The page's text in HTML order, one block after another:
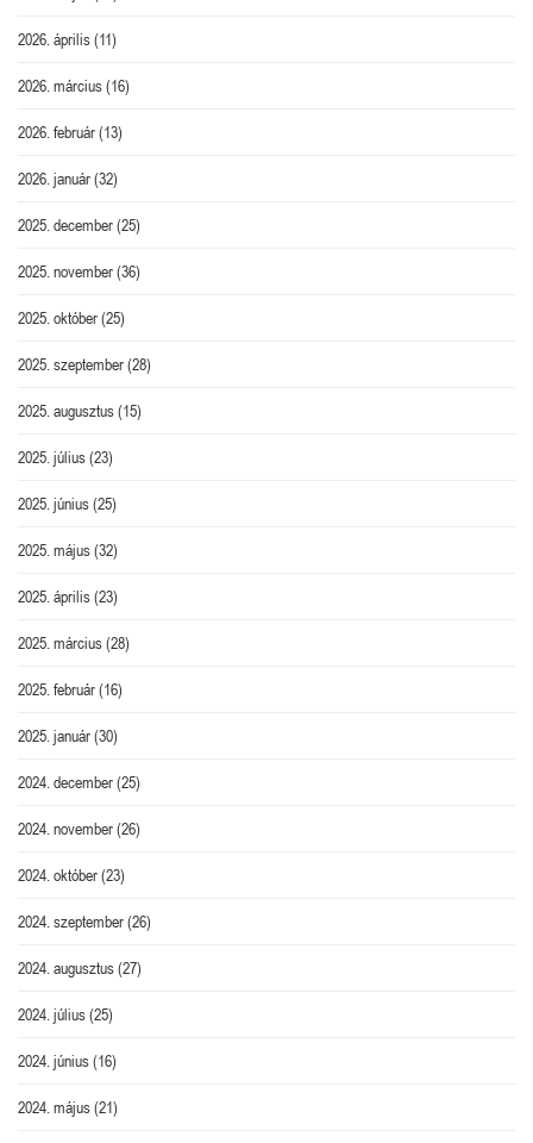
2026. április(11)
2026. március(16)
2026. február(13)
2026. január(32)
2025. december(25)
2025. november(36)
2025. október(25)
2025. szeptember(28)
2025. augusztus(15)
2025. július(23)
2025. június(25)
2025. május(32)
2025. április(23)
2025. március(28)
2025. február(16)
2025. január(30)
2024. december(25)
2024. november(26)
2024. október(23)
2024. szeptember(26)
2024. augusztus(27)
2024. július(25)
2024. június(16)
2024. május(21)